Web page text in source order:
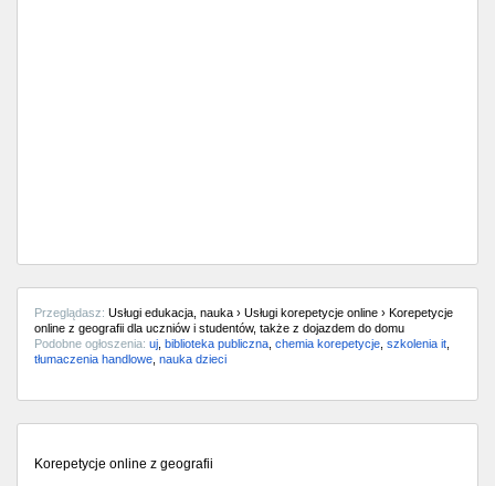
Przeglądasz: Usługi edukacja, nauka › Usługi korepetycje online › Korepetycje
online z geografii dla uczniów i studentów, także z dojazdem do domu
Podobne ogłoszenia: uj biblioteka publiczna chemia korepetycje szkolenia it
tłumaczenia handlowe nauka dzieci
Korepetycje online z geografii